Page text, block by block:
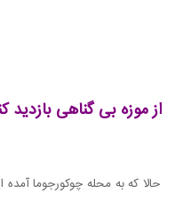
از موزه بی گناهی بازدید
حالا که به محله چوکورجوما